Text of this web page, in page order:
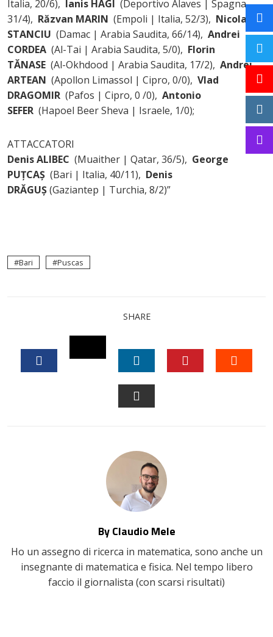
Italia, 20/6), Ianis HAGI
(Deportivo Alaves | Spagna,
31/4), Răzvan MARIN (Empoli | Italia, 52/3), Nicolae
STANCIU (Damac | Arabia Saudita, 66/14), Andrei
CORDEA (Al-Tai | Arabia Saudita, 5/0), Florin
TĂNASE (Al-Okhdood | Arabia Saudita, 17/2), Andrei
ARTEAN (Apollon Limassol | Cipro, 0/0), Vlad
DRAGOMIR (Pafos | Cipro, 0 /0), Antonio
SEFER (Hapoel Beer Sheva | Israele, 1/0);
ATTACCATORI
Denis ALIBEC (Muaither | Qatar, 36/5), George
PUȚCAȘ (Bari | Italia, 40/11), Denis
DRĂGUȘ(Gaziantep | Turchia, 8/2)”
Bari Puscas
SHARE
TWITTER
LINKEDIN
By Claudio Mele
Ho un assegno di ricerca in matematica, sono anche un
insegnante di matematica e fisica. Nel tempo libero
faccio il giornalista (con scarsi risultati)